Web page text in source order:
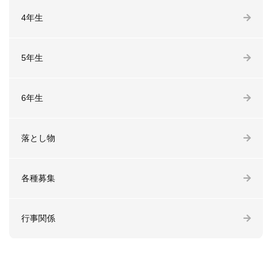
4年生
5年生
6年生
落とし物
各種募集
行事関係